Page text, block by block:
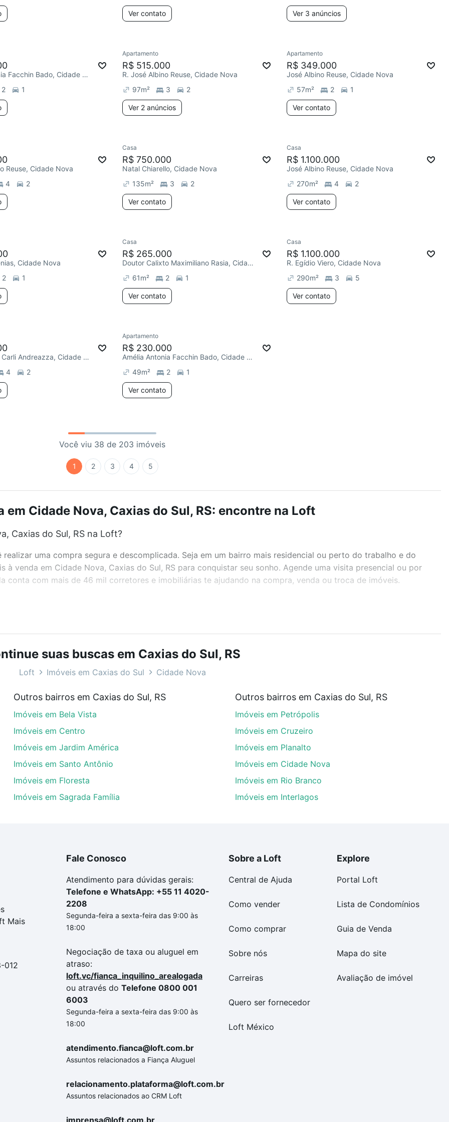
Ver contato Ver 3 anúncios
Amélia Antônia Facchin Bado, Cidade Nova
2
1
Apartamento
R$ 515.000
R. José Albino Reuse, Cidade Nova
97m² 3 2
Ver 2 anúncios
Apartamento
R$ 349.000
José Albino Reuse, Cidade Nova
57m² 2 1
Ver contato
Reuse, Cidade Nova
4
2
Casa
R$ 750.000
Natal Chiarello, Cidade Nova
135m² 3 2
Ver contato
Casa
R$ 1.100.000
José Albino Reuse, Cidade Nova
270m² 4 2
Ver contato
Cidade Nova
2
1
Casa
R$ 265.000
Doutor Calixto Maximiliano Rasia, Cidade Nova
61m² 2 1
Ver contato
Casa
R$ 1.100.000
R. Egídio Viero, Cidade Nova
290m² 3 5
Ver contato
R. Aurélia De Carli Andreazza, Cidade Nova
4
2
Apartamento
R$ 230.000
Amélia Antonia Facchin Bado, Cidade Nova
49m² 2 1
Ver contato
Você viu 38 de 203 imóveis
1 2 3 4 5
em Cidade Nova, Caxias do Sul, RS: encontre na Loft
Caxias do Sul, RS na Loft?
uma compra segura e descomplicada. Seja em um bairro mais residencial ou perto do trabalho e do
venda em Cidade Nova, Caxias do Sul, RS para conquistar seu sonho. Agende uma visita presencial ou por
conta com mais de 46 mil corretores e imobiliárias te ajudando na compra, venda ou troca de imóveis.
o preço, metragem e comodidades, como piscina, academia, salão de festas ou área verde e encontrar
para você na Loft.
Caxias do Sul, RS?
ao seu orçamento. Se ainda tem alguma dúvida dos custos envolvidos no processo de compra, veja em nosso
a gente para comprar o imóvel dos seus sonhos com segurança e conforto. Loft, com você até as chaves.
suas buscas em Caxias do Sul, RS
Loft Imóveis em Caxias do Sul Cidade Nova
Outros bairros em Caxias do Sul, RS
Imóveis em Bela Vista
Imóveis em Centro
Imóveis em Jardim América
Imóveis em Santo Antônio
Imóveis em Floresta
Imóveis em Sagrada Família
Outros bairros em Caxias do Sul, RS
Imóveis em Petrópolis
Imóveis em Cruzeiro
Imóveis em Planalto
Imóveis em Cidade Nova
Imóveis em Rio Branco
Imóveis em Interlagos
Mais
012
Fale Conosco
Atendimento para dúvidas gerais:
Telefone e WhatsApp: +55 11 4020-
2208
Segunda-feira a sexta-feira das 9:00 às
18:00
Negociação de taxa ou aluguel em
atraso:
loft.vc/fianca_inquilino_arealogada
ou através do Telefone 0800 001
6003
Segunda-feira a sexta-feira das 9:00 às
18:00
atendimento.fianca@loft.com.br
Assuntos relacionados a Fiança Aluguel
relacionamento.plataforma@loft.com.br
Assuntos relacionados ao CRM Loft
imprensa@loft.com.br
Sobre a Loft
Central de Ajuda
Como vender
Como comprar
Sobre nós
Carreiras
Quero ser fornecedor
Loft México
Explore
Portal Loft
Lista de Condomínios
Guia de Venda
Mapa do site
Avaliação de imóvel